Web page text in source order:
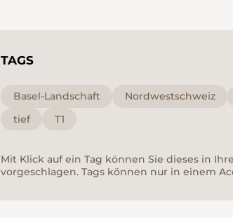
TAGS
Basel-Landschaft Nordwestschweiz
tief
T1
Mit Klick auf ein Tag können Sie dieses in
vorgeschlagen. Tags können nur in einem